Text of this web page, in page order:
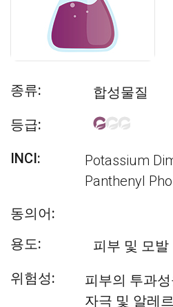
종류:
합성물질
등급:
INCI:
Potassium
Panthenyl
동의어:
용도:
피부 및 모발
위험성:
피부의 투과
자극 및 알레